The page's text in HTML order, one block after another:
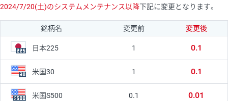
2024/7/20(土)のシステムメンテナンス以降下記に変更となります。
銘柄名 変更前 変更後
日本225 1 0.1
米国30 1 0.1
米国S500 0.1 0.01